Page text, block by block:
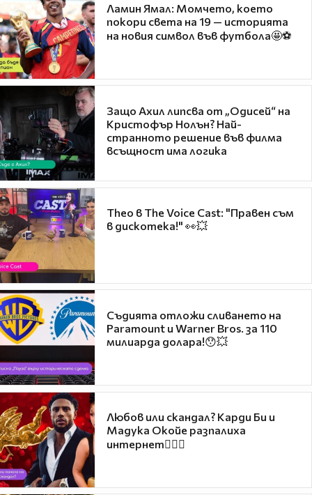
Ламин Ямал: Момчето, което
покори света на 19 — историята
на новия символ във футбола🤩⚽
Защо Ахил липсва от „Одисей“ на
Кристофър Нолън? Най-
странното решение във филма
всъщност има логика
Theo в The Voice Cast: "Правен съм
в дискотека!" 👀💥
Съдията отложи сливането на
Paramount и Warner Bros. за 110
милиарда долара!😯💥
Любов или скандал? Карди Би и
Мадука Окойе разпалиха
интернет❤️‍🔥🔥